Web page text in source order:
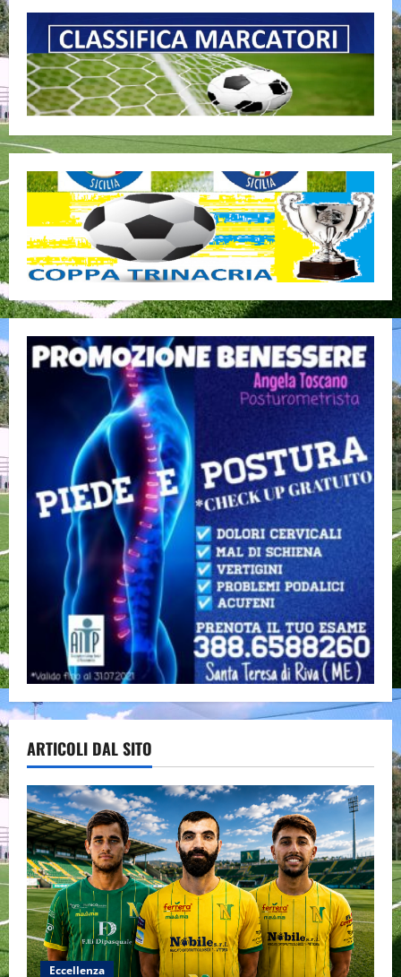
ARTICOLI DAL SITO
Eccellenza